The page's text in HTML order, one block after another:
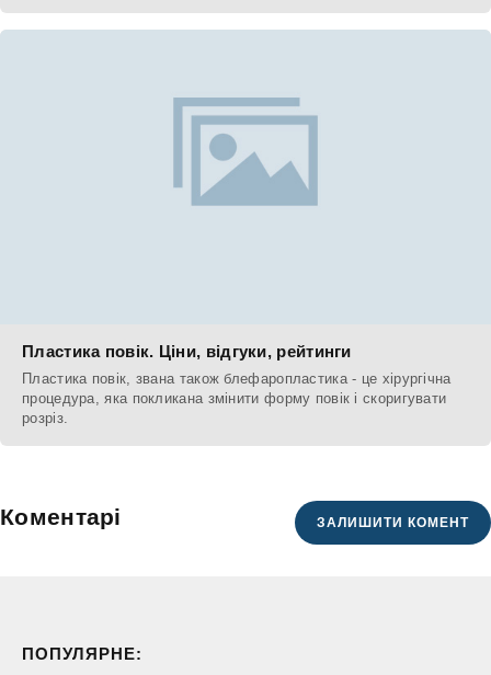
ПОПУЛЯРНЕ:
Пластика повік. Ціни, відгуки, рейтинги
Пластика повік, звана також блефаропластика - це хірургічна
процедура, яка покликана змінити форму повік і скоригувати
розріз.
Коментарі ЗАЛИШИТИ КОМЕНТ